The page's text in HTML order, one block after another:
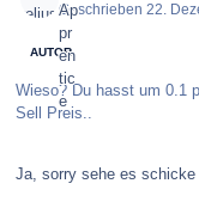
Geschrieben22.
AUTOR
Wieso? Du hasst um 0.1
Sell Preis..
Ja, sorry sehe es schicke